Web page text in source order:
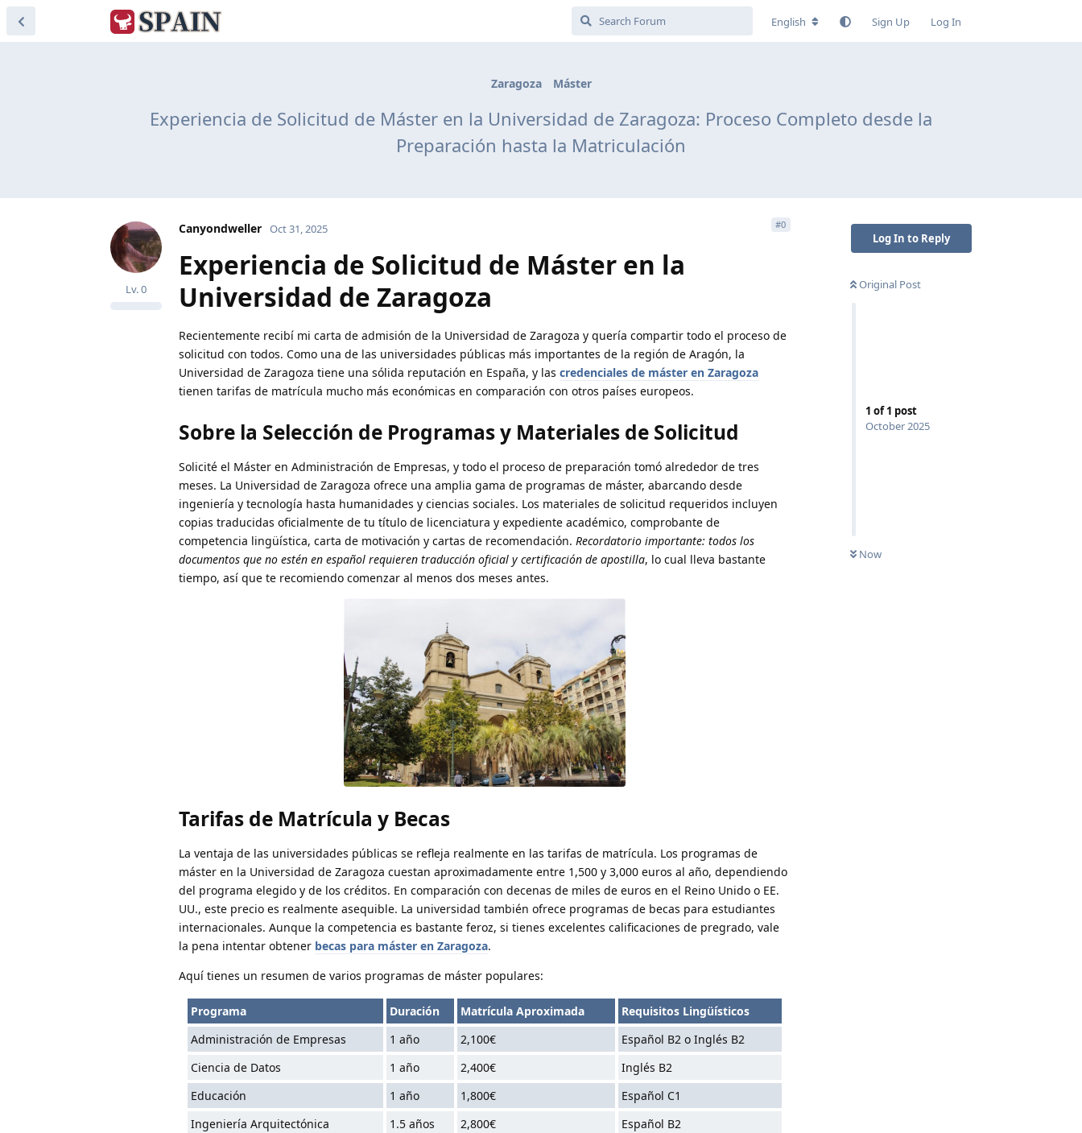
English Sign Up Log In
Zaragoza Máster
Experiencia de Solicitud de Máster en la Universidad de Zaragoza: Proceso Completo desde la
Preparación hasta la Matriculación
Log In to Reply
Original Post
1 of1 post
October 2025
Now
Canyondweller
Lv.0
Oct 31, 2025 #0
Experiencia de Solicitud de Máster en la
Universidad de Zaragoza
Recientemente recibí mi carta de admisión de la Universidad de Zaragoza y quería compartir todo el proceso de
solicitud con todos. Como una de las universidades públicas más importantes de la región de Aragón, la
Universidad de Zaragoza tiene una sólida reputación en España, y las credenciales de máster en Zaragoza
tienen tarifas de matrícula mucho más económicas en comparación con otros países europeos.
Sobre la Selección de Programas y Materiales de Solicitud
Solicité el Máster en Administración de Empresas, y todo el proceso de preparación tomó alrededor de tres
meses. La Universidad de Zaragoza ofrece una amplia gama de programas de máster, abarcando desde
ingeniería y tecnología hasta humanidades y ciencias sociales. Los materiales de solicitud requeridos incluyen
copias traducidas oficialmente de tu título de licenciatura y expediente académico, comprobante de
competencia lingüística, carta de motivación y cartas de recomendación. Recordatorio importante: todos los
documentos que no estén en español requieren traducción oficial y certificación de apostilla, lo cual lleva bastante
tiempo, así que te recomiendo comenzar al menos dos meses antes.
Tarifas de Matrícula y Becas
La ventaja de las universidades públicas se refleja realmente en las tarifas de matrícula. Los programas de
máster en la Universidad de Zaragoza cuestan aproximadamente entre 1,500 y 3,000 euros al año, dependiendo
del programa elegido y de los créditos. En comparación con decenas de miles de euros en el Reino Unido o EE.
UU., este precio es realmente asequible. La universidad también ofrece programas de becas para estudiantes
internacionales. Aunque la competencia es bastante feroz, si tienes excelentes calificaciones de pregrado, vale
la pena intentar obtener becas para máster en Zaragoza.
Aquí tienes un resumen de varios programas de máster populares:
Programa Duración Matrícula Aproximada
Requisitos Lingüísticos
Administración de Empresas
1 año 2,100€
Español B2 o Inglés B2
Ciencia de Datos
1 año 2,400€
Inglés B2
Educación
1 año 1,800€
Español C1
Ingeniería Arquitectónica
1.5 años 2,800€ Español B2